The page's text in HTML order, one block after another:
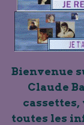
Bienvenue
Claude
cassettes,
toutes les